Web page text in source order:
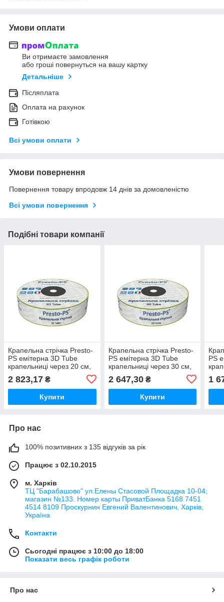
Умови оплати
Ви отримаєте замовлення
або гроші повернуться на вашу картку
Детальніше
Післяплата
Оплата на рахунок
Готівкою
Всі умови оплати
Умови повернення
Повернення товару впродовж 14 днів за домовленістю
Всі умови повернення
Подібні товари компанії
Крапельна стрічка Presto-
PS емітерна 3D Tube
крапельниці через 20 см,
витрата 2.7 л/год, довжина
1000 м (3D-20-1000)
2 823,17 ₴
Купити
Крапельна стрічка Presto-
PS емітерна 3D Tube
крапельниці через 30 см,
витрата 2.7 л/год, довжина
1000 м (3D-30-1000)
2 647,30₴
Купити
PS
500)
1
Про нас
100% позитивних з 135 відгуків за рік
Працює з 02.10.2015
м. Харків
ТЦ "Барабашово" ул.Елены Стасовой Площадка 10-04;
магазин №133. Номер карты ПриватБанка 5168 7451
4514 8109 Проскурнин Евгений Валентинович, Харків,
Україна
Контакти
Сьогодні працює з 10:00 до 18:00
Показати весь графік роботи
Про нас